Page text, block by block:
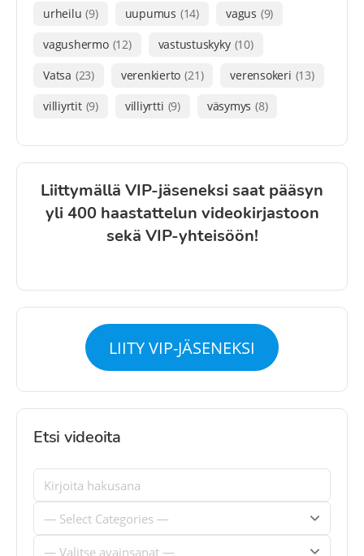
urheilu (9) uupumus (14) vagus (9)
vagushermo (12) vastustuskyky (10)
Vatsa (23) verenkierto (21) verensokeri (13)
villiyrtit (9) villiyrtti (9) väsymys (8)
Liittymällä VIP-jäseneksi saat pääsyn
yli 400 haastattelun videokirjastoon
sekä VIP-yhteisöön!
LIITY VIP-JÄSENEKSI
Etsi videoita